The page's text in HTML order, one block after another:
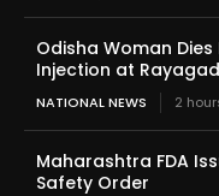
Odisha Woman
Injection at
NATIONAL NEWS 2
Maharashtra FDA
Safety Order